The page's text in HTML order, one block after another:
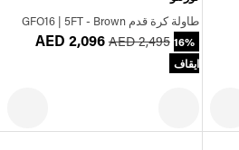
طاولة كرة قدم GFO16 | 5FT - Brown
AED 2,096 AED 2,495 16%
ايقاف